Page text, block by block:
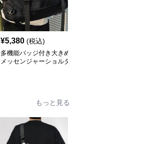
¥5,380 (税込)
多機能バッジ付き大きめ
メッセンジャーショルダ
ーバッグ